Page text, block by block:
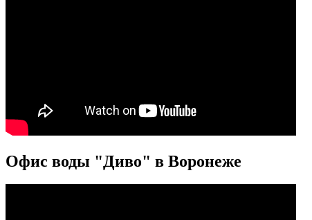
Офис воды "Диво" в Воронеже